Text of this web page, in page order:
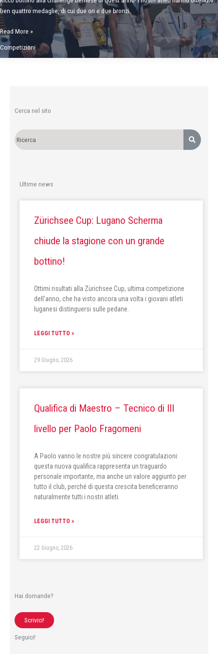
ben quattro medaglie, di cui due ori e due bronzi.
Siamo
tornati
da
Read More »
Competizioni
Cerca nel sito
Ultime news
Zürichsee Cup: Lugano Scherma
chiude la stagione con un grande
bottino!
Ottimi risultati alla Zürichsee Cup, ultima competizione
dell’anno, che ha visto ancora una volta i giovani atleti
luganesi distinguersi sulle pedane.
LEGGI TUTTO »
29 Giugno, 2026
Qualifica di Maestro – Tecnico di III
livello per Paolo Fragomeni
A Paolo vanno le nostre più sincere congratulazioni:
questa nuova qualifica rappresenta un traguardo
personale importante, ma anche un valore aggiunto per
tutto il club, perché di questa crescita beneficeranno
naturalmente tutti i nostri atleti.
LEGGI TUTTO »
22 Giugno, 2026
Hai domande?
Scrivici!
Seguici!